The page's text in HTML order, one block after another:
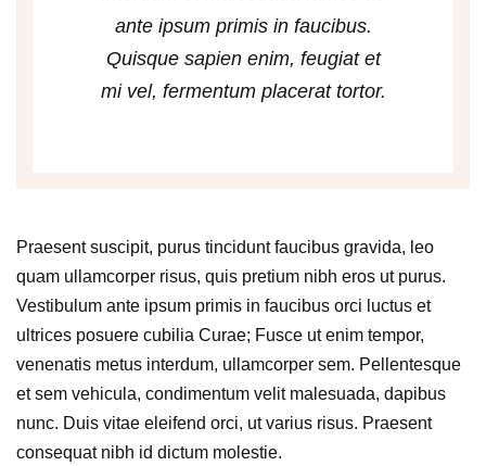
ante ipsum primis in faucibus.
Quisque sapien enim, feugiat et
mi vel, fermentum placerat tortor.
Praesent suscipit, purus tincidunt faucibus gravida, leo
quam ullamcorper risus, quis pretium nibh eros ut purus.
Vestibulum ante ipsum primis in faucibus orci luctus et
ultrices posuere cubilia Curae; Fusce ut enim tempor,
venenatis metus interdum, ullamcorper sem. Pellentesque
et sem vehicula, condimentum velit malesuada, dapibus
nunc. Duis vitae eleifend orci, ut varius risus. Praesent
consequat nibh id dictum molestie.